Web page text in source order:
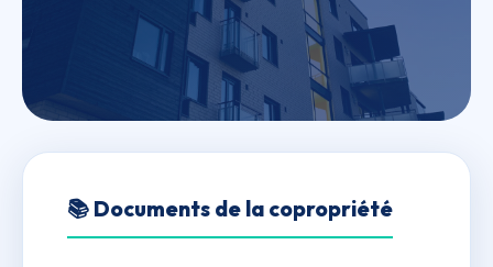
SDC LE SAINT CLAIR (0161)
📚 Documents de la copropriété